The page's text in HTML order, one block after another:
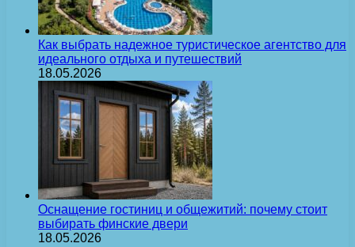
Как выбрать надежное туристическое агентство для
идеального отдыха и путешествий
18.05.2026
Оснащение гостиниц и общежитий: почему стоит
выбирать финские двери
18.05.2026